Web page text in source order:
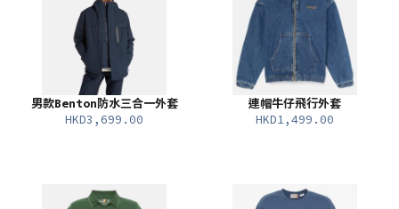
男款Benton防水三合一外套
HKD3,699.00
連帽牛仔飛行外套
HKD1,499.00